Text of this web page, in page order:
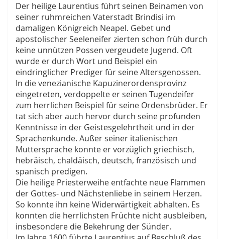
Der heilige Laurentius führt seinen Beinamen von
seiner ruhmreichen Vaterstadt Brindisi im
damaligen Königreich Neapel. Gebet und
apostolischer Seeleneifer zierten schon früh durch
keine unnützen Possen vergeudete Jugend. Oft
wurde er durch Wort und Beispiel ein
eindringlicher Prediger für seine Altersgenossen.
In die venezianische Kapuzinerordensprovinz
eingetreten, verdoppelte er seinen Tugendeifer
zum herrlichen Beispiel für seine Ordensbrüder. Er
tat sich aber auch hervor durch seine profunden
Kenntnisse in der Geistesgelehrtheit und in der
Sprachenkunde. Außer seiner italienischen
Muttersprache konnte er vorzüglich griechisch,
hebräisch, chaldäisch, deutsch, französisch und
spanisch predigen.
Die heilige Priesterweihe entfachte neue Flammen
der Gottes- und Nächstenliebe in seinem Herzen.
So konnte ihn keine Widerwärtigkeit abhalten. Es
konnten die herrlichsten Früchte nicht ausbleiben,
insbesondere die Bekehrung der Sünder.